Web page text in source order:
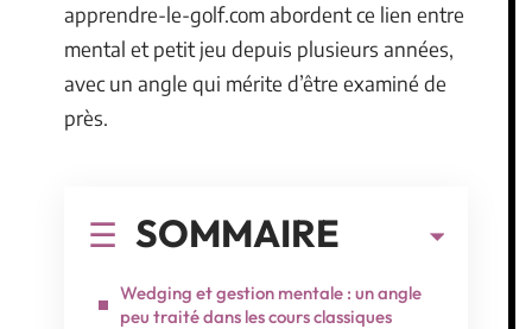
apprendre-le-golf.com abordent ce lien entre
mental et petit jeu depuis plusieurs années,
avec un angle qui mérite d’être examiné de
près.
SOMMAIRE
Wedging et gestion mentale : un angle
peu traité dans les cours classiques